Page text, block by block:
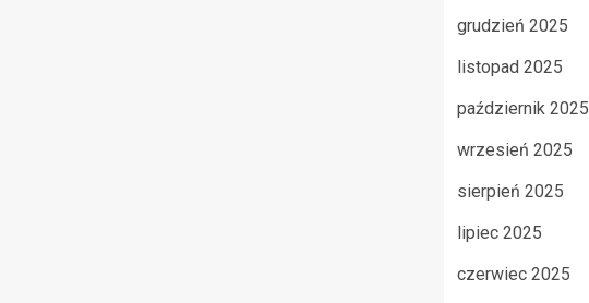
grudzień 2025
listopad 2025
październik 2025
wrzesień 2025
sierpień 2025
lipiec 2025
czerwiec 2025